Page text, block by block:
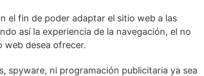
el fin de poder adaptar el sitio web a las
así la experiencia de la navegación, el no
web desea ofrecer.
spyware, ni programación publicitaria ya sea